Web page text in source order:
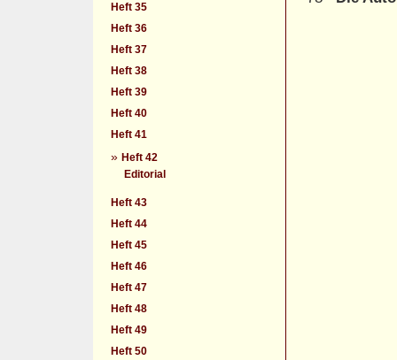
Heft 35
Heft 36
Heft 37
Heft 38
Heft 39
Heft 40
Heft 41
» Heft 42
Editorial
Heft 43
Heft 44
Heft 45
Heft 46
Heft 47
Heft 48
Heft 49
Heft 50